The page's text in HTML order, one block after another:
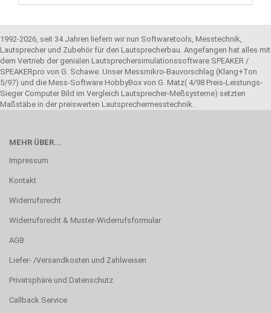
1992-2026, seit 34 Jahren liefern wir nun Softwaretools, Messtechnik,
Lautsprecher und Zubehör für den Lautsprecherbau. Angefangen hat alles mit
dem Vertrieb der genialen Lautsprechersimulationssoftware SPEAKER /
SPEAKERpro von G. Schawe. Unser Messmikro-Bauvorschlag (Klang+Ton
5/97) und die Mess-Software HobbyBox von G. Matz( 4/98 Preis-Leistungs-
Sieger Computer Bild im Vergleich Lautsprecher-Meßsysteme) setzten
Maßstäbe in der preiswerten Lautsprechermesstechnik.
MEHR ÜBER...
Impressum
Kontakt
Widerrufsrecht
Widerrufsrecht & Muster-Widerrufsformular
AGB
Liefer- /Versandkosten und Zahlweisen
Privatsphäre und Datenschutz
Callback Service